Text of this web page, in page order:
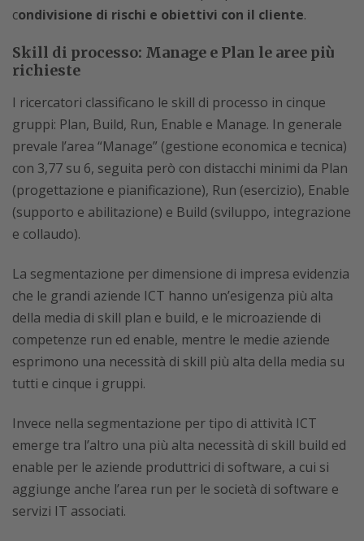
condivisione di rischi e obiettivi con il cliente.
Skill di processo: Manage e Plan le aree più
richieste
I ricercatori classificano le skill di processo in cinque
gruppi: Plan, Build, Run, Enable e Manage. In generale
prevale l’area “Manage” (gestione economica e tecnica)
con 3,77 su 6, seguita però con distacchi minimi da Plan
(progettazione e pianificazione), Run (esercizio), Enable
(supporto e abilitazione) e Build (sviluppo, integrazione
e collaudo).
La segmentazione per dimensione di impresa evidenzia
che le grandi aziende ICT hanno un’esigenza più alta
della media di skill plan e build, e le microaziende di
competenze run ed enable, mentre le medie aziende
esprimono una necessità di skill più alta della media su
tutti e cinque i gruppi.
Invece nella segmentazione per tipo di attività ICT
emerge tra l’altro una più alta necessità di skill build ed
enable per le aziende produttrici di software, a cui si
aggiunge anche l’area run per le società di software e
servizi IT associati.